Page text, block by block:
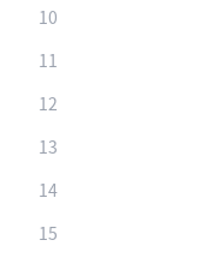
10
11
12
13
14
15